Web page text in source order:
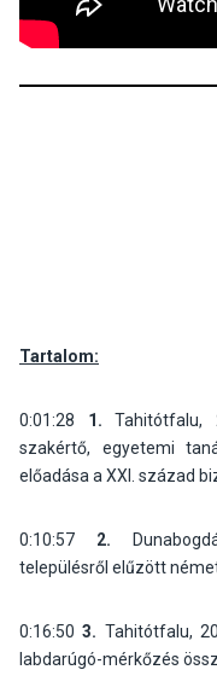
Tartalom:
0:01:28 1.
Tahitótfalu,
szakértő, egyetemi
előadása a XXI. század
0:10:57 2.
településről elűzött
0:16:50 3. Tahitótfalu,
labdarúgó-mérkőzés